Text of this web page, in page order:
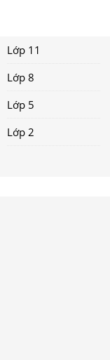
Lớp 11
Lớp 8
Lớp 5
Lớp 2